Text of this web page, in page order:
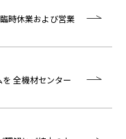
時休業および営業
全機材センター